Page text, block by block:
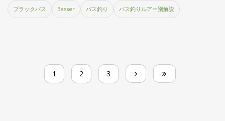
ブラックバス Basser バス釣り バス釣りルアー別解説
1 2 3